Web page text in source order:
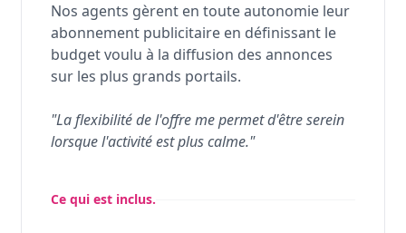
Nos agents gèrent en toute autonomie leur
abonnement publicitaire en définissant le
budget voulu à la diffusion des annonces
sur les plus grands portails.
"La flexibilité de l'offre me permet d'être serein
lorsque l'activité est plus calme."
Ce qui est inclus.